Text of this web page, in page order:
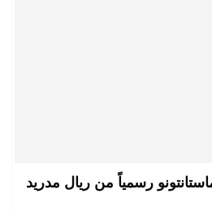
رسمياً من ريال مدريد